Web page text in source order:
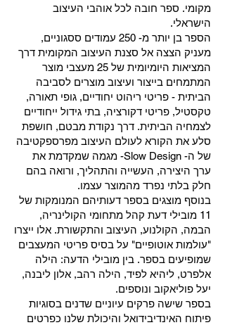
מקומי. ספר חובה לכל אוהבי העיצוב
הישראלי.
הספר בן יותר מ- 250 עמודים ססגוניים,
מעניק הצצה אל סצנת העיצוב המקומית דרך
המציאות היומיומית של 25 מעצבי מוצר
המתמחים בייצור ועיצוב מוצרים לסביבה
הביתית - פריטי ריהוט יחודיים, גופי תאורה,
טקסטיל, פריטי דקורציה, בתי גידול ייחודיים
לצמחיה הביתית. דרך נקודת מבטם, חושפת
סלע את הקורא לעולם העיצוב מפרספקטיבה
של ה- Slow Design- מגמה שמקדמת את
ערך היצירה, העשייה והתהליך, ורואה בהם
חלק בלתי נפרד מהמוצר עצמו.
בנוסף מוצגים בספר דעותיהם המנומקות של
11 מובילי דעת קהל מתחומי הקולינריה,
הבמה, הקולנוע, העיצוב והתקשורת. אלו ייצרו
"עולמות אוטופיים" על בסיס פריטי המעצבים
שמופיעים בספר. בין מובילי הדעה: הילה
אלפרט, ליהיא לפיד, הילה רהב, אלון ליבנה,
יעל פוליאקוב ונוספים.
בספר שישה פרקים עיוניים שדנים בסוגיות
פיתוח האינדיבידואל והיכולת שלנו כפרטים